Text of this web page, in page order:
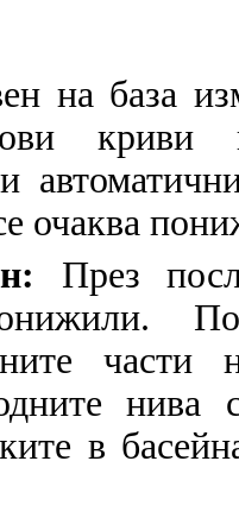
на база
криви
и
очаква
През
части
в